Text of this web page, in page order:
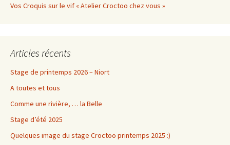
Vos Croquis sur le vif « Atelier Croctoo chez vous »
Articles récents
Stage de printemps 2026 – Niort
A toutes et tous
Comme une rivière, … la Belle
Stage d’été 2025
Quelques image du stage Croctoo printemps 2025 :)